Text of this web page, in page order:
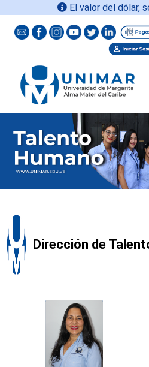
El valor del dólar,
Dirección de